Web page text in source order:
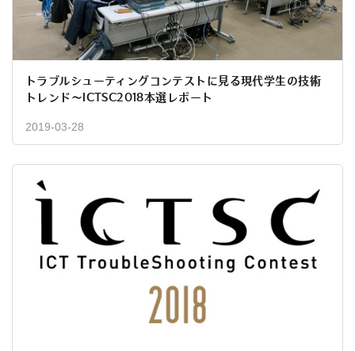
トラブルシューティングコンテストに見る現代学生の技術
トレンド〜ICTSC2018本選レポート
2019-03-28